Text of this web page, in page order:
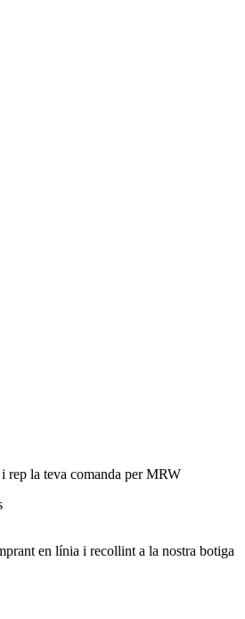
rep la teva comanda per MRW
en línia i recollint a la nostra botiga